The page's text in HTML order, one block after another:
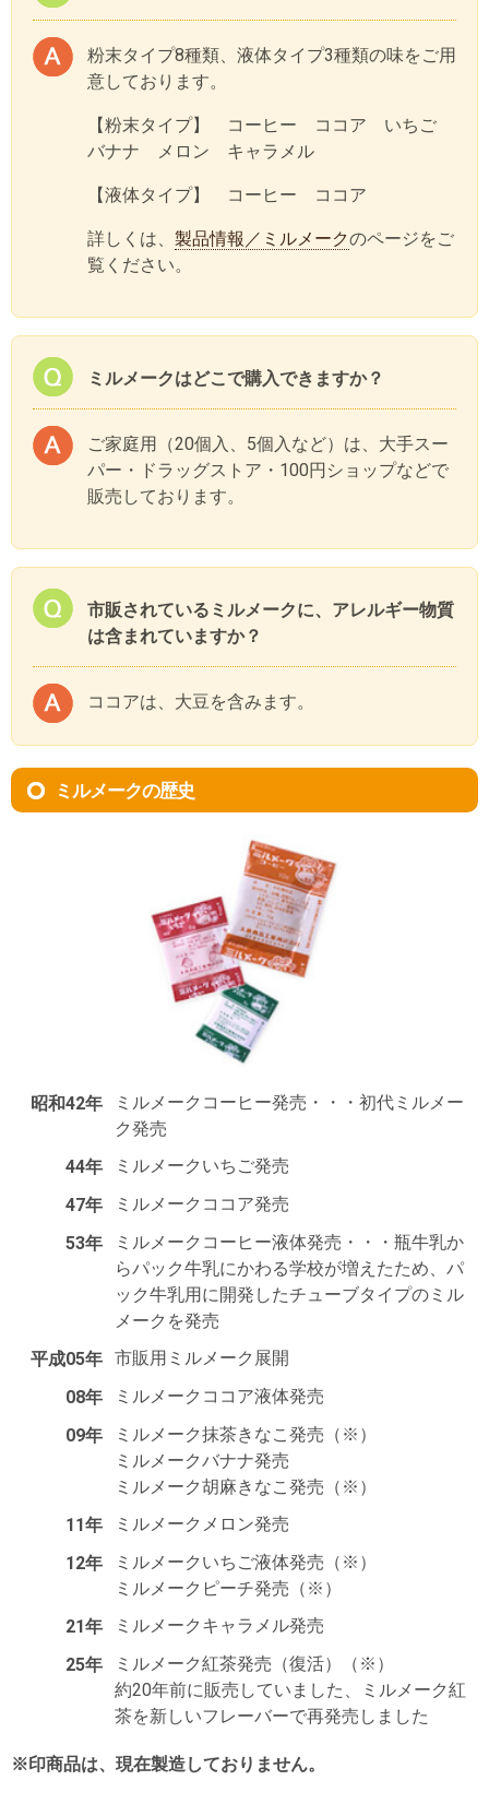
粉末タイプ8種類、液体タイプ3種類の味をご用
意しております。
【粉末タイプ】 コーヒー ココア いちご
バナナ メロン キャラメル
【液体タイプ】 コーヒー ココア
詳しくは、 製品情報／ミルメークのページをご
覧ください。
ミルメークはどこで購入できますか？
ご家庭用（20個入、5個入など）は、大手スー
パー・ドラッグストア・100円ショップなどで
販売しております。
市販されているミルメークに、アレルギー物質
は含まれていますか？
ココアは、大豆を含みます。
ミルメークの歴史
昭和42年
ミルメークコーヒー発売・・・初代ミルメー
ク発売
44年
ミルメークいちご発売
47年
ミルメークココア発売
53年
ミルメークコーヒー液体発売・・・瓶牛乳か
らパック牛乳にかわる学校が増えたため、パ
ック牛乳用に開発したチューブタイプのミル
メークを発売
平成05年 市販用ミルメーク展開
08年
ミルメークココア液体発売
09年
ミルメーク抹茶きなこ発売（※）
ミルメークバナナ発売
ミルメーク胡麻きなこ発売（※）
11年
ミルメークメロン発売
12年
ミルメークいちご液体発売（※）
ミルメークピーチ発売（※）
21年
ミルメークキャラメル発売
25年
ミルメーク紅茶発売（復活）（※）
約20年前に販売していました、ミルメーク紅
茶を新しいフレーバーで再発売しました
※印商品は、現在製造しておりません。